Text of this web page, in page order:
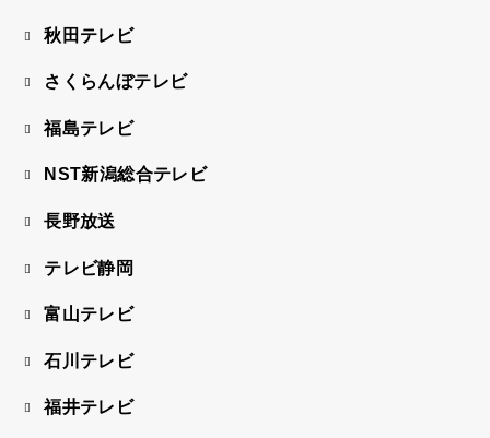
秋田テレビ
さくらんぼテレビ
福島テレビ
NST新潟総合テレビ
長野放送
テレビ静岡
富山テレビ
石川テレビ
福井テレビ